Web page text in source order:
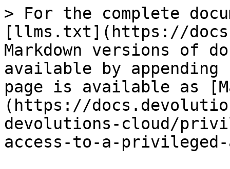
> For the complete
[llms.txt](https://
Markdown versions of
available by
page is available as
(https://
devolutions-cloud/
access-to-a-privileged-